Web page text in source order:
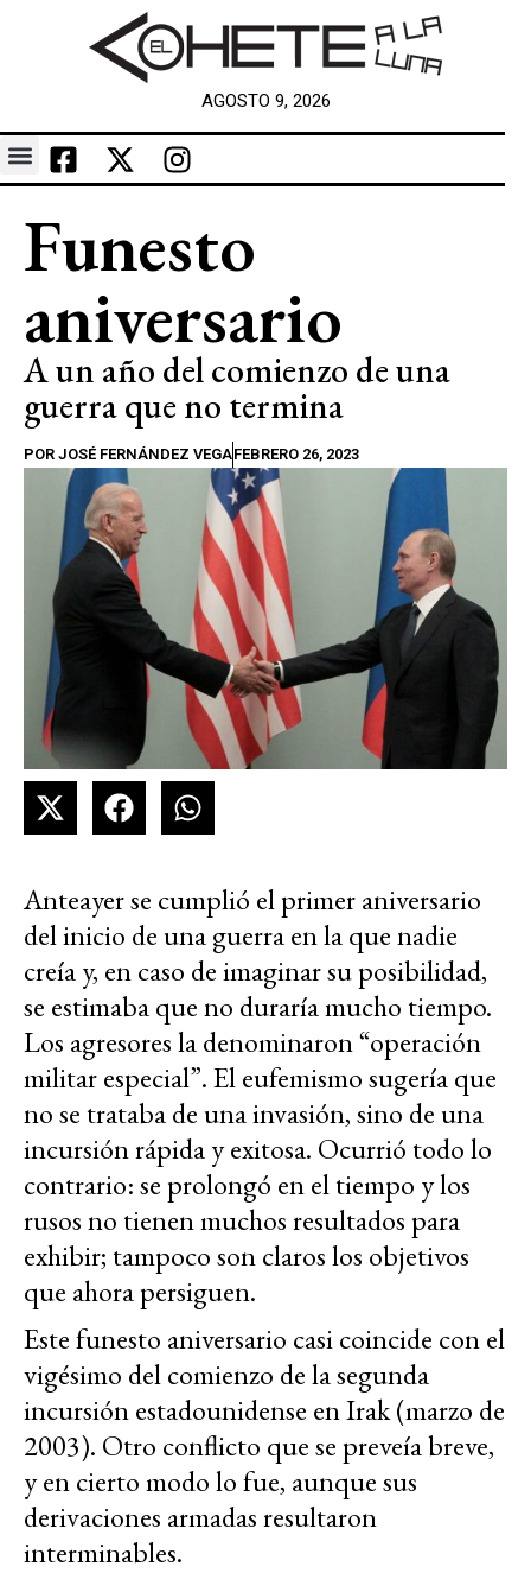
AGOSTO 9, 2026
Funesto
aniversario
A un año del comienzo de una
guerra que no termina
POR JOSÉ FERNÁNDEZ VEGAFEBRERO 26, 2023
Anteayer se cumplió el primer aniversario
del inicio de una guerra en la que nadie
creía y, en caso de imaginar su posibilidad,
se estimaba que no duraría mucho tiempo.
Los agresores la denominaron “operación
militar especial”. El eufemismo sugería que
no se trataba de una invasión, sino de una
incursión rápida y exitosa. Ocurrió todo lo
contrario: se prolongó en el tiempo y los
rusos no tienen muchos resultados para
exhibir; tampoco son claros los objetivos
que ahora persiguen.
Este funesto aniversario casi coincide con el
vigésimo del comienzo de la segunda
incursión estadounidense en Irak (marzo de
2003). Otro conflicto que se preveía breve,
y en cierto modo lo fue, aunque sus
derivaciones armadas resultaron
interminables.